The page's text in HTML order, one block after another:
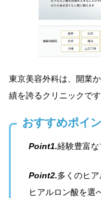
東京美容外科は、開業
績を誇るクリニックです
おすすめポイ
Point1.経験豊富
Point2.多くのヒ
ヒアルロン酸を選